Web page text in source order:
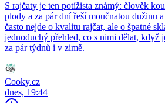
S rajčaty je ten potížista známý: člověk
plody a za pár dní řeší moučnatou dužinu
často nejde o kvalitu rajčat, ale o špatné
jednoduchý přehled, co s nimi dělat, když
za pár týdnů i v zimě.
Cooky.cz
dnes, 19:44